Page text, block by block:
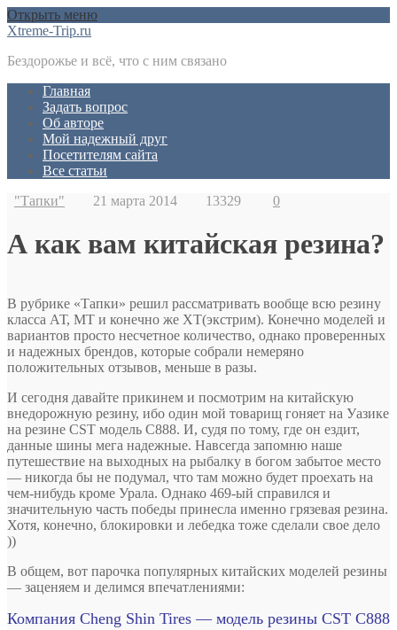
Открыть меню
Xtreme-Trip.ru
Бездорожье и всё, что с ним связано
Главная
Задать вопрос
Об авторе
Мой надежный друг
Посетителям сайта
Все статьи
"Тапки"
21 марта 2014 13329 0
А как вам китайская резина?
В рубрике «Тапки» решил рассматривать вообще всю резину
класса АТ, МТ и конечно же XT(экстрим). Конечно моделей и
вариантов просто несчетное количество, однако проверенных
и надежных брендов, которые собрали немеряно
положительных отзывов, меньше в разы.
И сегодня давайте прикинем и посмотрим на китайскую
внедорожную резину, ибо один мой товарищ гоняет на Уазике
на резине CST модель C888. И, судя по тому, где он ездит,
данные шины мега надежные. Навсегда запомню наше
путешествие на выходных на рыбалку в богом забытое место
— никогда бы не подумал, что там можно будет проехать на
чем-нибудь кроме Урала. Однако 469-ый справился и
значительную часть победы принесла именно грязевая резина.
Хотя, конечно, блокировки и лебедка тоже сделали свое дело
))
В общем, вот парочка популярных китайских моделей резины
— заценяем и делимся впечатлениями:
Компания Cheng Shin Tires — модель резины CST C888